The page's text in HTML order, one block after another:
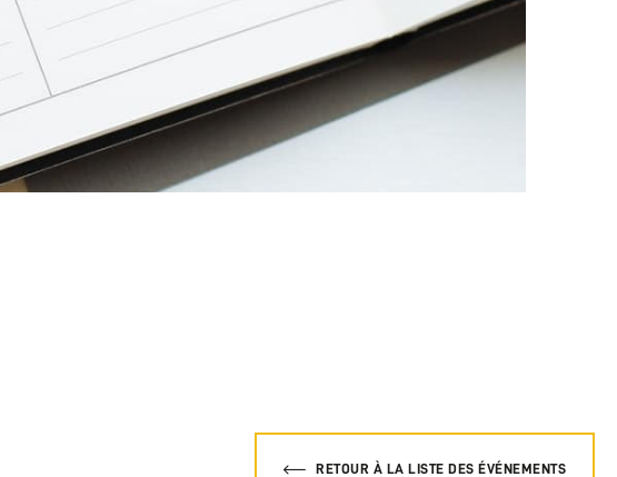
RETOUR À LA LISTE DES ÉVÉNEMENTS